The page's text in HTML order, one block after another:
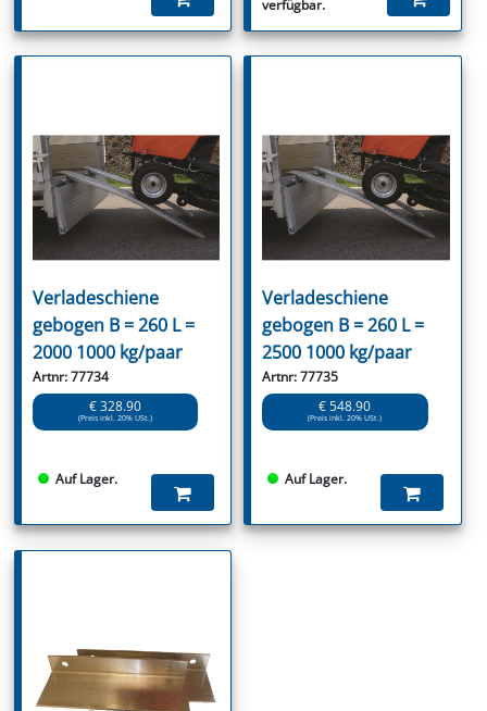
verfügbar.
Verladeschiene
gebogen B = 260 L =
2000 1000 kg/paar
Artnr: 77734
€ 328.90
(Preis inkl. 20% USt.)
Auf Lager.
Verladeschiene
gebogen B = 260 L =
2500 1000 kg/paar
Artnr: 77735
€ 548.90
(Preis inkl. 20% USt.)
Auf Lager.